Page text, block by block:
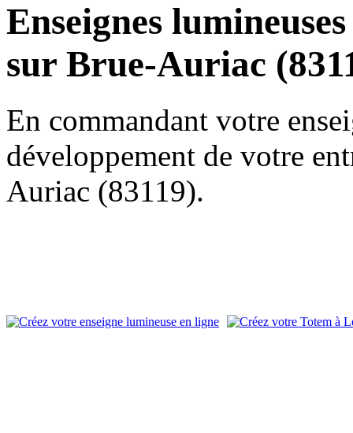
Enseignes
sur Brue-Auriac
En commandant votre
développement de votre
Auriac (83119).